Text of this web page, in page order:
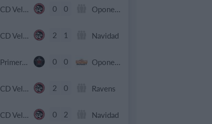
CD Velmax Damas TC 0 0 Oponente
CD Velmax Damas TC 2 1 Navidad
Primera División 0 0 Oponente
CD Velmax Damas TC 2 0 Ravens
CD Velmax Damas TC 0 2 Navidad